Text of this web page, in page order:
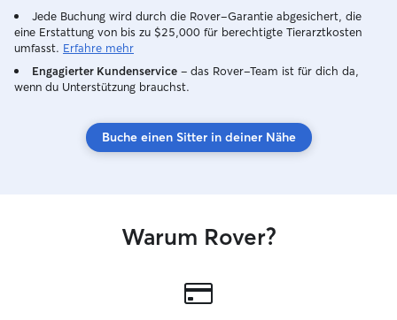
Jede Buchung wird durch die Rover-Garantie abgesichert, die
eine Erstattung von bis zu $25,000 für berechtigte Tierarztkosten
umfasst. Erfahre mehr
Engagierter Kundenservice – das Rover-Team ist für dich da,
wenn du Unterstützung brauchst.
Buche einen Sitter in deiner Nähe
Warum Rover?